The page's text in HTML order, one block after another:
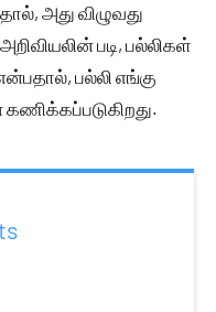
அது விழுவது
படி, பல்லிகள்
பல்லி எங்கு